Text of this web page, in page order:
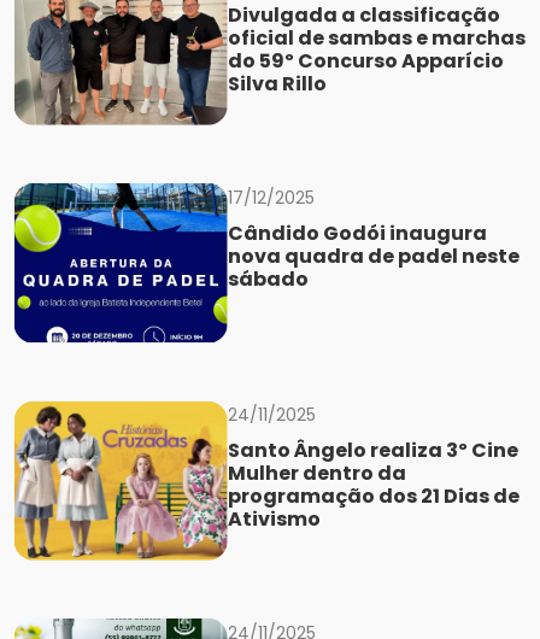
Divulgada a classificação
oficial de sambas e marchas
do 59º Concurso Apparício
Silva Rillo
17/12/2025
Cândido Godói inaugura
nova quadra de padel neste
sábado
24/11/2025
Santo Ângelo realiza 3º Cine
Mulher dentro da
programação dos 21 Dias de
Ativismo
24/11/2025